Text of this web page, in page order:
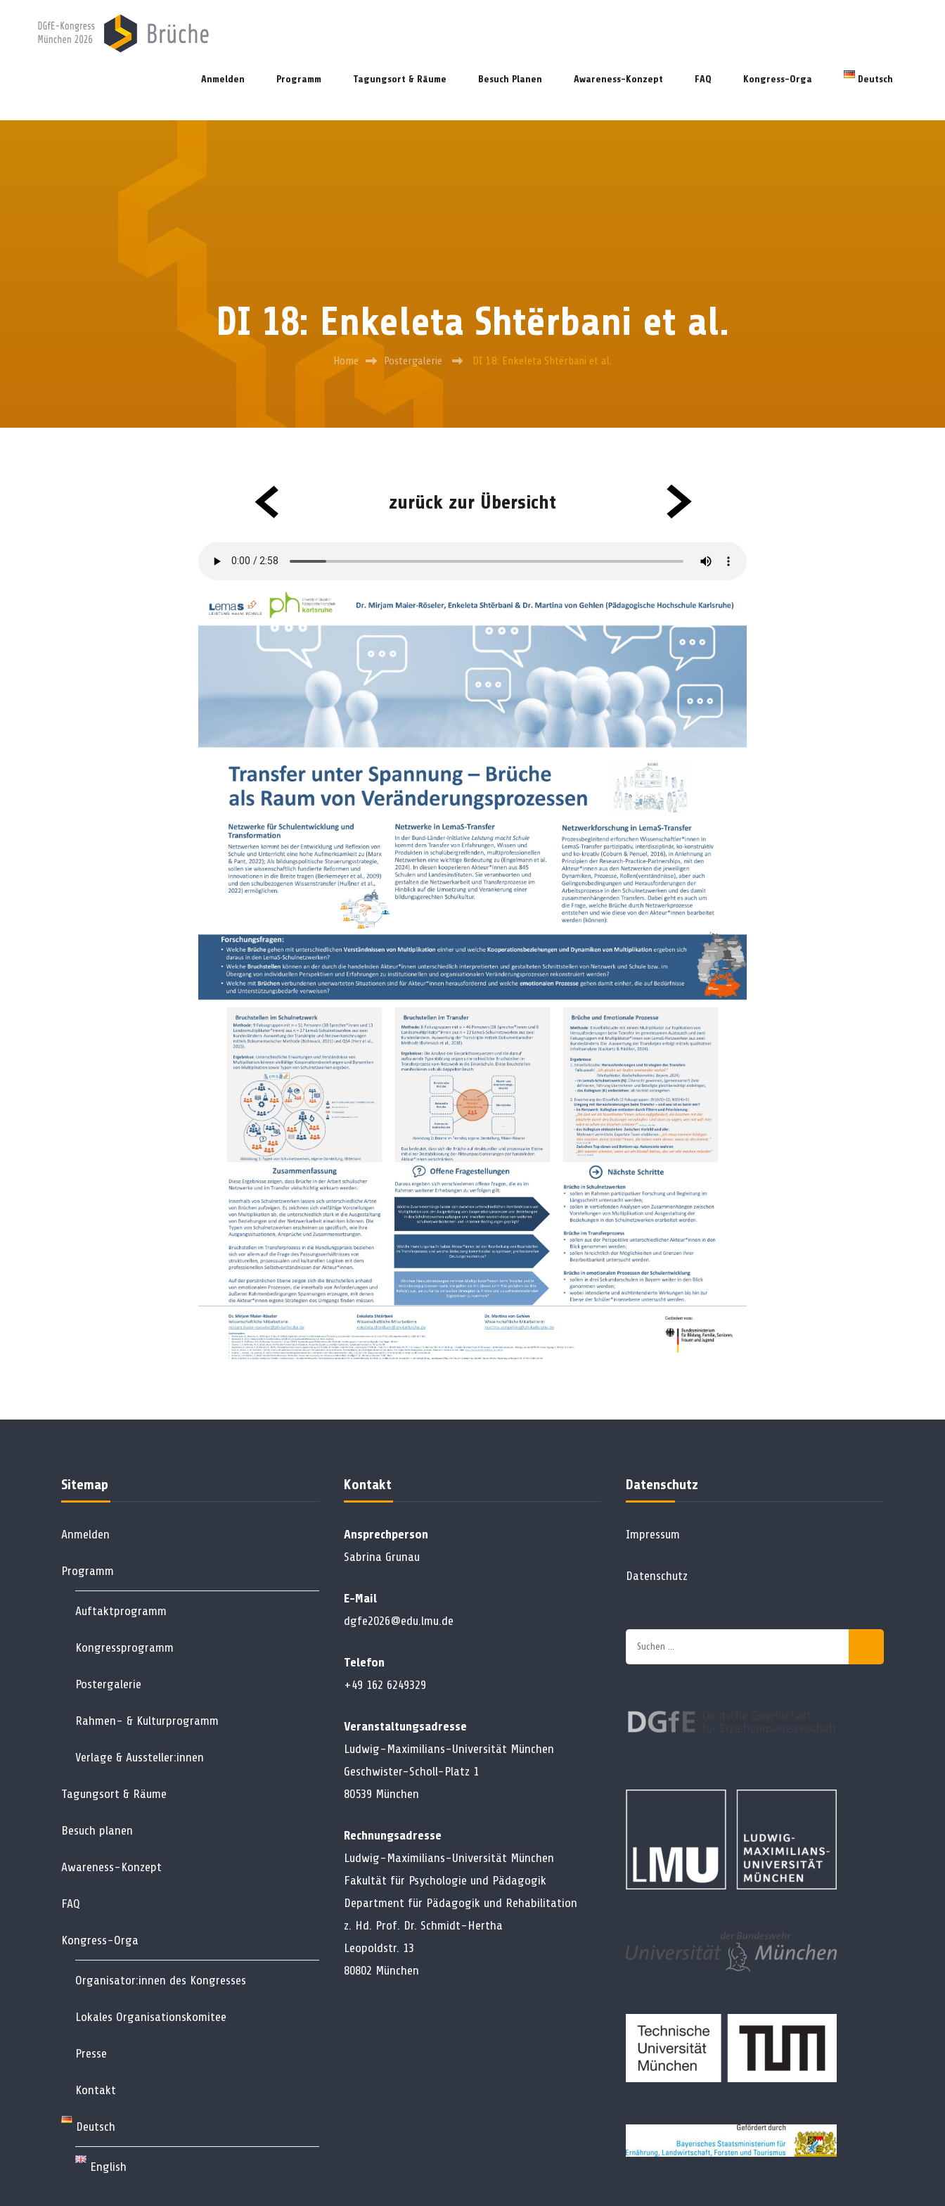
Anmelden Programm Tagungsort & Räume Besuch Planen Awareness-Konzept FAQ Kongress-Orga Deutsch
DI 18: Enkeleta Shtërbani et al.
Home Postergalerie DI 18: Enkeleta Shtërbani et al.
zurück zur Übersicht
Sitemap
Anmelden
Programm
Auftaktprogramm
Kongressprogramm
Postergalerie
Rahmen- & Kulturprogramm
Verlage & Aussteller:innen
Tagungsort & Räume
Besuch planen
Awareness-Konzept
FAQ
Kongress-Orga
Organisator:innen des Kongresses
Lokales Organisationskomitee
Presse
Kontakt
Deutsch
English
Kontakt
Ansprechperson
Sabrina Grunau
E-Mail
dgfe2026@edu.lmu.de
Telefon
+49 162 6249329
Veranstaltungsadresse
Ludwig-Maximilians-Universität München
Geschwister-Scholl-Platz 1
80539 München
Rechnungsadresse
Ludwig-Maximilians-Universität München
Fakultät für Psychologie und Pädagogik
Department für Pädagogik und Rehabilitation
z. Hd. Prof. Dr. Schmidt-Hertha
Leopoldstr. 13
80802 München
Datenschutz
Impressum
Datenschutz
Suchen
nach: